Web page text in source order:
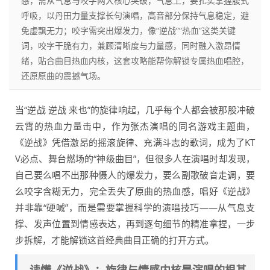
呼吸，以丹田力量支撑长句演唱，高音部分保持气息稳定，避
免虚飘无力；咬字需突出爆发力，像“逆战”“热血”这类关键
词，咬字干脆有力，兼顾清晰度与力量感，同时融入激昂情
绪，贴合曲目热血内核，这套攻略能帮你解锁专属热血唱腔，
还原原曲的震撼气场。
当“逆战 逆战 来也”的旋律响起，几乎每个人都会被那股冲破
云霄的热血力量击中，作为张杰演唱的同名游戏主题曲，
《逆战》凭借激昂的摇滚旋律、充满斗志的歌词，成为了KT
V必点、舞台燃场的“神级曲目”，但很多人在演唱时却发现，
自己要么唱不出那种慑人的爆发力，要么副歌破音走调，要
么咬字含糊无力，完全丢失了原曲的热血感，唱好《逆战》
并非靠“硬喊”，而是需要掌握科学的演唱技巧——从气息支
撑、发声位置到情感表达，再到逐句细节的精准拿捏，一步
步拆解，才能解锁这首经典曲目正确的打开方式。